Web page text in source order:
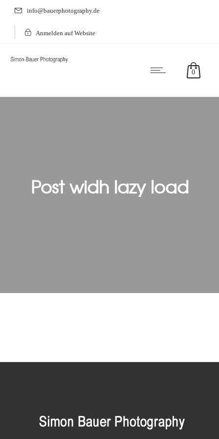
info@bauerphotography.de
Anmelden auf Website
0
Post widh lazy load